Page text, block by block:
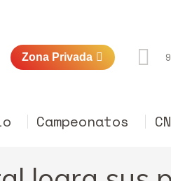
Zona Privada
Campeonatos